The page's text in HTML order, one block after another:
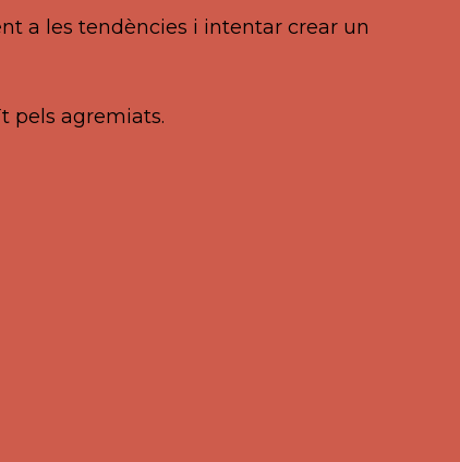
a les tendències i intentar crear un
pels agremiats.